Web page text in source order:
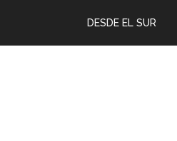
DESDE EL SUR